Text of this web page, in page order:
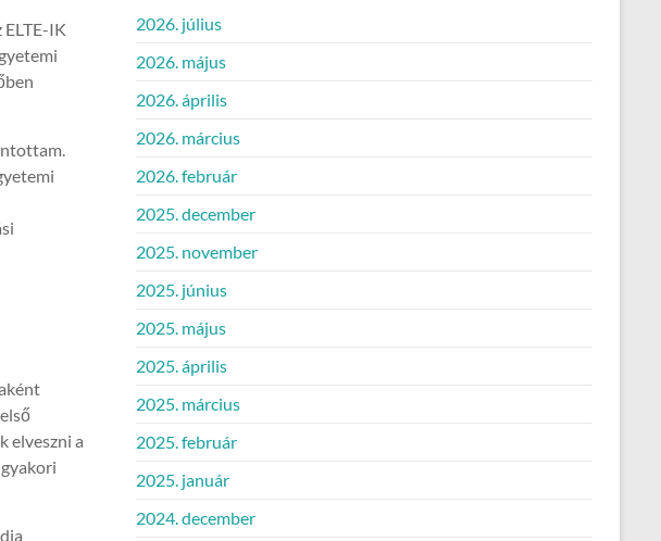
IK
elveszni a
2026. július
2026. május
2026. április
2026. március
2026. február
2025. december
2025. november
2025. június
2025. május
2025. április
2025. március
2025. február
2025. január
2024. december